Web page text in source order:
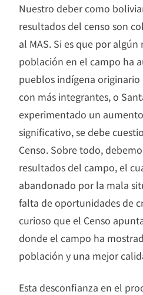
Nuestro deber como
resultados del censo son
al MAS. Si es que por
población en el campo ha
pueblos indígena
con más integrantes, o
experimentado un
significativo, se debe
Censo. Sobre todo,
resultados del campo, el
abandonado por la mala
falta de oportunidades de
curioso que el Censo
donde el campo ha
población y una mejor
Esta desconfianza en el